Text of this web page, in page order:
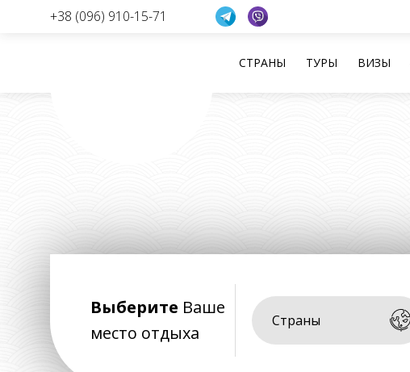
+38 (096) 910-15-71
СТРАНЫ ТУРЫ ВИЗЫ
Выберите Ваше
место отдыха
Страны